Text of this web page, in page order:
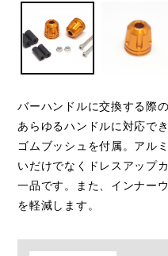
バーハンドルに交換する際
あらゆるハンドルに対応で
ゴムブッシュを付属。アル
いだけでなくドレスアップ
一品です。また、インナー
を軽減します。